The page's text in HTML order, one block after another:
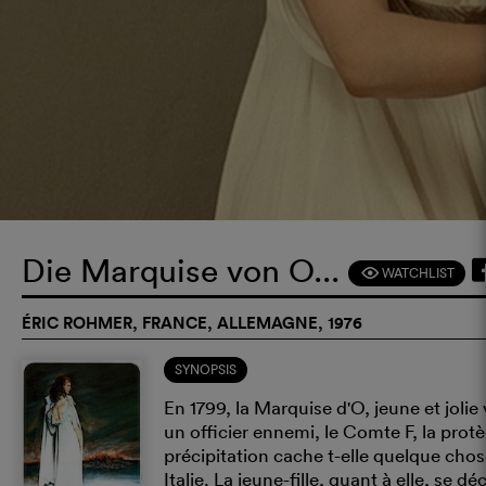
Die Marquise von O... F WATCHLIST
ÉRIC ROHMER, FRANCE, ALLEMAGNE, 1976
SYNOPSIS
En 1799, la Marquise d'O, jeune et
un officier ennemi, le Comte F, la
précipitation cache t-elle quelque
Italie. La jeune-fille, quant à elle, se